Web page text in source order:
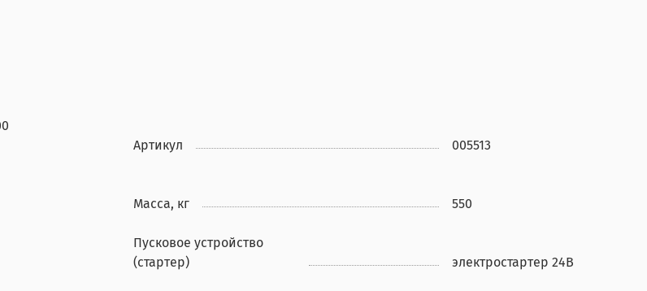
Артикул 005513
Масса, кг 550
Пусковое устройство
(стартер)
электростартер 24В